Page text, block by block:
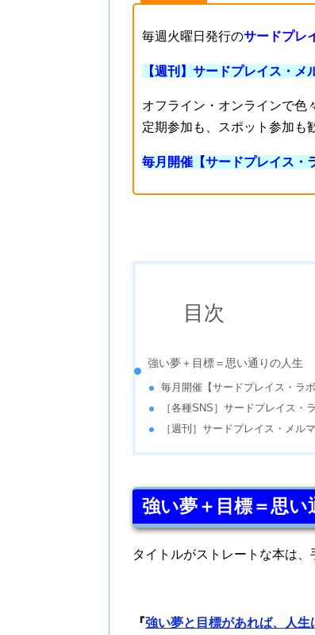
毎週火曜日発行のサードプレ
【週刊】サードプレイス・メ
オフライン・オンラインで色
定期参加も、スポット参加も
毎月開催【サードプレイス・
目次
強い夢＋目標＝思い通りの人生
毎月開催【サードプレイス・ラボ
［各種SNS］サードプレイス・
［週刊］サードプレイス・メル
強い夢＋目標＝思い
タイトルがストレートな本は、
『強い夢と目標があれば、人生